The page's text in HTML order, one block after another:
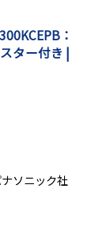
：
ター付き |
ソニック社